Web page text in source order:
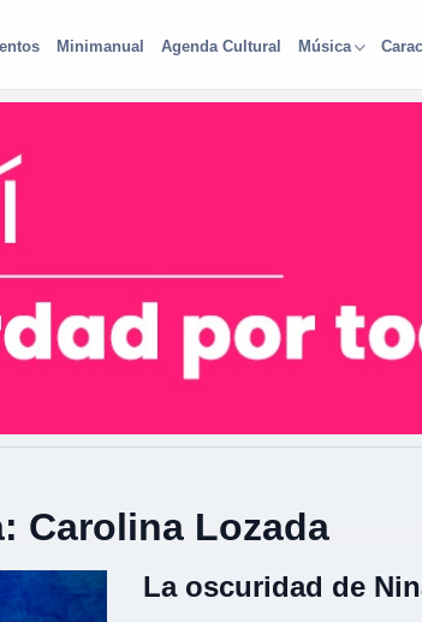
Minimanual Agenda Cultural Música
Carolina Lozada
La oscuridad de